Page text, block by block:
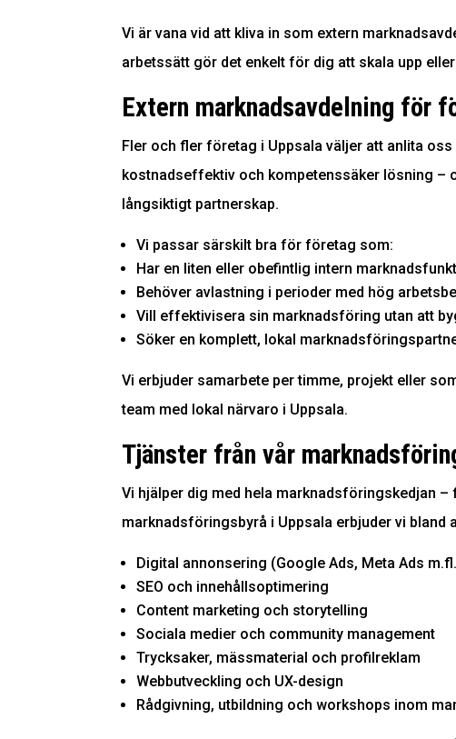
Vi är vana vid att kliva in som extern
arbetssätt gör det enkelt för dig att skala upp
Extern marknadsavdelning för
Fler och fler företag i Uppsala väljer att anlita
kostnadseffektiv och kompetenssäker lösning
långsiktigt partnerskap.
Vi passar särskilt bra för företag som:
Har en liten eller obefintlig intern
Behöver avlastning i perioder med hög
Vill effektivisera sin marknadsföring utan att
Söker en komplett, lokal
Vi erbjuder samarbete per timme, projekt eller
team med lokal närvaro i Uppsala.
Tjänster från vår
Vi hjälper dig med hela marknadsföringskedjan
marknadsföringsbyrå i Uppsala erbjuder vi bland
Digital annonsering (Google Ads, Meta Ads
SEO och innehållsoptimering
Content marketing och storytelling
Sociala medier och community management
Trycksaker, mässmaterial och profilreklam
Webbutveckling och UX-design
Rådgivning, utbildning och workshops inom